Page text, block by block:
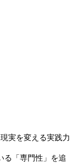
実を変える実践力
る「専門性」を追